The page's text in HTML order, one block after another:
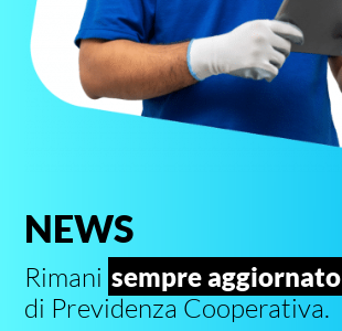
NEWS
Rimani sempre aggiornato
di Previdenza Cooperativa.